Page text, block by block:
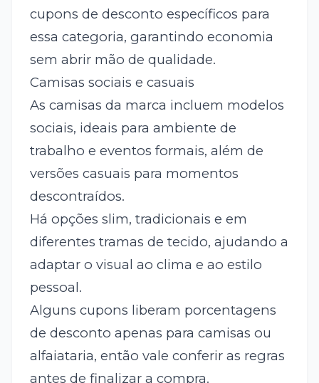
cupons de desconto específicos para
essa categoria, garantindo economia
sem abrir mão de qualidade.
Camisas sociais e casuais
As camisas da marca incluem modelos
sociais, ideais para ambiente de
trabalho e eventos formais, além de
versões casuais para momentos
descontraídos.
Há opções slim, tradicionais e em
diferentes tramas de tecido, ajudando a
adaptar o visual ao clima e ao estilo
pessoal.
Alguns cupons liberam porcentagens
de desconto apenas para camisas ou
alfaiataria, então vale conferir as regras
antes de finalizar a compra.